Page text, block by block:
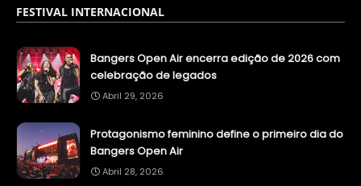
FESTIVAL INTERNACIONAL
Bangers Open Air encerra edição de 2026 com
celebração de legados
Abril 29, 2026
Protagonismo feminino define o primeiro dia do
Bangers Open Air
Abril 28, 2026